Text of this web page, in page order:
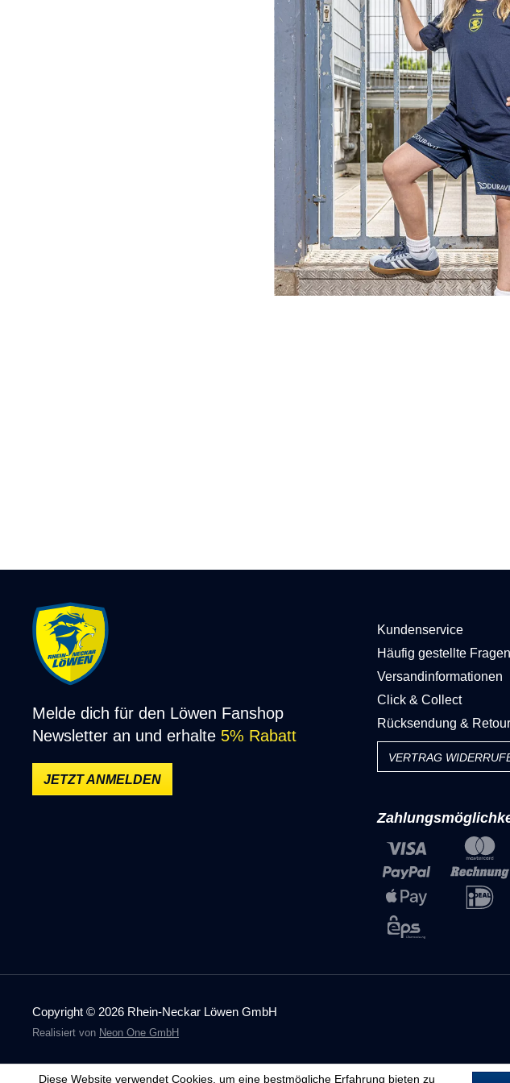
Melde dich für den Löwen Fanshop
Newsletter an und erhalte 5% Rabatt
JETZT ANMELDEN
Kundenservice
Häufig gestellte Fragen
Versandinformationen
Click & Collect
Rücksendung &
VERTRAG
Copyright © 2026 Rhein-Neckar Löwen GmbH
Realisiert von Neon One GmbH
Diese Website verwendet Cookies, um eine bestmögliche Erfahrung bieten zu